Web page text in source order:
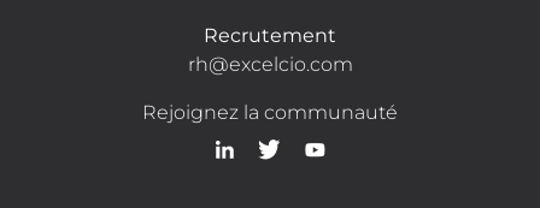
Recrutement
rh@excelcio.com
Rejoignez la communauté